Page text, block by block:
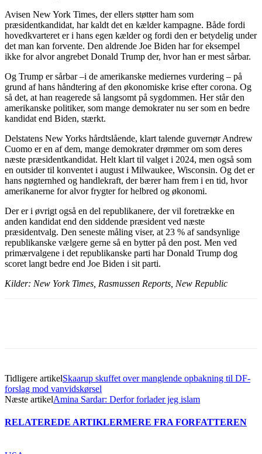
Avisen New York Times, der ellers støtter ham som
præsidentkandidat, har kaldt det en kælder kampagne. Både fordi
hovedkvarteret er i hans egen kælder og fordi den er betydelig under
det man kan forvente. Den aldrende Joe Biden har for eksempel
ikke for alvor angrebet Donald Trump der, hvor han er mest sårbar.
Og Trump er sårbar –i de amerikanske mediernes vurdering – på
grund af hans håndtering af den økonomiske krise efter corona. Og
så det, at han reagerede så langsomt på sygdommen. Her står den
amerikanske politiker, som mange demokrater nu ser som en bedre
kandidat end Biden, stærkt.
Delstatens New Yorks hårdtslående, klart talende guvernør Andrew
Cuomo er en af dem, mange demokrater drømmer om som deres
næste præsidentkandidat. Helt klart til valget i 2024, men også som
en outsider til konventet i august i Milwaukee, Wisconsin. Og det er
hans nøgternhed og handlekraft, der bærer ham frem i en tid, hvor
amerikanerne for alvor frygter for helbred og økonomi.
Der er i øvrigt også en del republikanere, der vil foretrække en
anden kandidat end den siddende præsident ved næste
præsidentvalg. Den seneste måling viser, at 23 % af sandsynlige
republikanske vælgere gerne så en bytter på den post. Men ved
primærvalgene i det republikanske parti har Donald Trump dog
scoret langt bedre end Joe Biden i sit parti.
Kilder: New York Times, Rasmussen Reports, New Republic
Tidligere artikelSkaarup skuffet over manglende opbakning til DF-
forslag mod vanvidskørsel
Næste artikelAmina Sardar: Derfor forlader jeg islam
RELATEREDE ARTIKLERMERE FRA FORFATTEREN